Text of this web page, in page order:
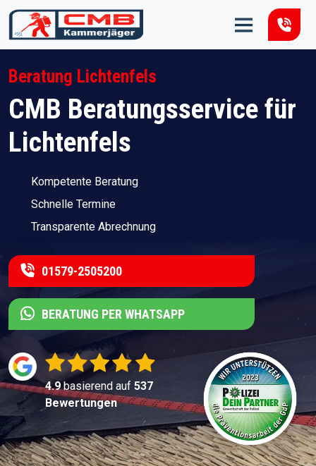
Zum Inhalt springen
Beratung Lichtenfels
CMB Beratungsservice für
Lichtenfels
Kompetente Beratung
Schnelle Termine
Transparente Abrechnung
01579-2505200
BERATUNG PER WHATSAPP
4.9basierend auf 537
Bewertungen